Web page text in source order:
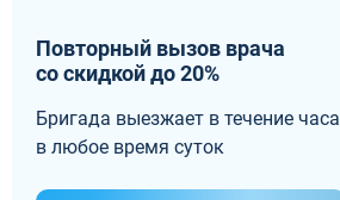
Повторный вызов врача
со скидкой до 20%
Бригада выезжает в течение часа
в любое время суток